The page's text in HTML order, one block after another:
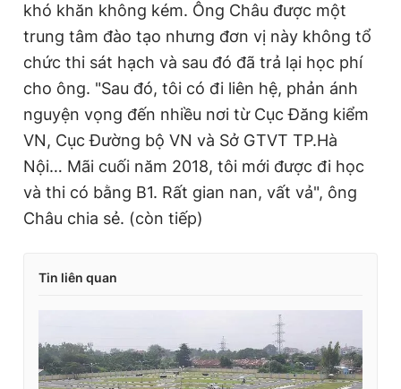
khó khăn không kém. Ông Châu được một
trung tâm đào tạo nhưng đơn vị này không tổ
chức thi sát hạch và sau đó đã trả lại học phí
cho ông. "Sau đó, tôi có đi liên hệ, phản ánh
nguyện vọng đến nhiều nơi từ Cục Đăng kiểm
VN, Cục Đường bộ VN và Sở GTVT TP.Hà
Nội… Mãi cuối năm 2018, tôi mới được đi học
và thi có bằng B1. Rất gian nan, vất vả", ông
Châu chia sẻ. (còn tiếp)
Tin liên quan